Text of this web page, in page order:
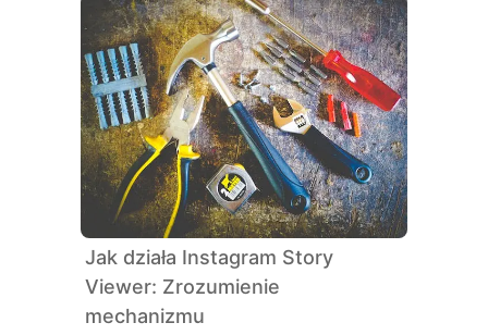
Jak działa Instagram Story
Viewer: Zrozumienie
mechanizmu